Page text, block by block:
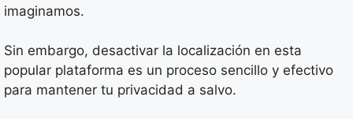
imaginamos.
Sin embargo, desactivar la localización en esta
popular plataforma es un proceso sencillo y efectivo
para mantener tu privacidad a salvo.